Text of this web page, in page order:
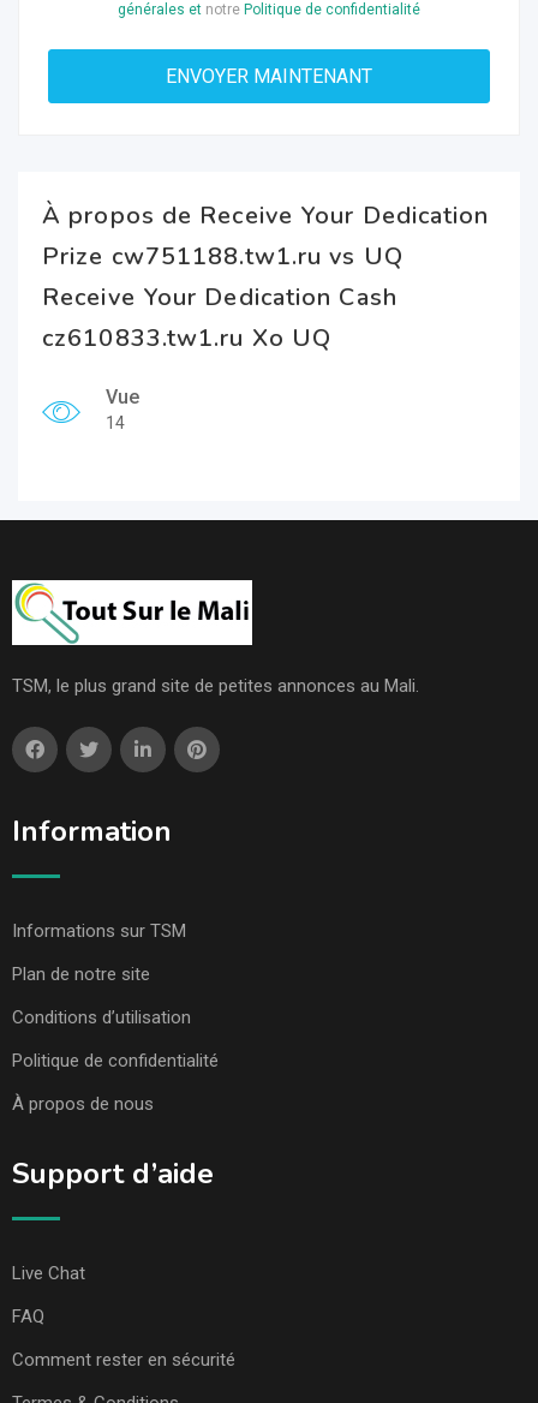
générales et notre Politique de confidentialité
À propos de Receive Your Dedication
Prize cw751188.tw1.ru vs UQ
Receive Your Dedication Cash
cz610833.tw1.ru Xo UQ
Vue
14
TSM, le plus grand site de petites annonces au Mali.
Information
Informations sur TSM
Plan de notre site
Conditions d’utilisation
Politique de confidentialité
À propos de nous
Support d’aide
Live Chat
FAQ
Comment rester en sécurité